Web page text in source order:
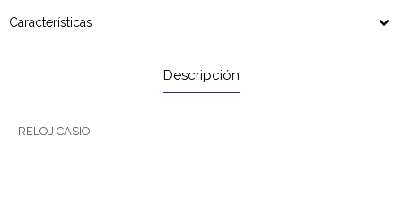
Características
Descripción
RELOJ CASIO